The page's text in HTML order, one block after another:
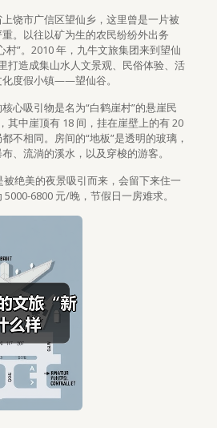
饶市广信区望仙乡，这里曾是一片被
。以往以矿为生的农民纷纷外出务
村”。2010 年，九牛文旅集团来到望仙
打造成集山水人文景观、民俗体验、活
度假小镇——望仙谷。
心吸引物是名为“白鹤崖村”的悬崖民
其中崖顶有 18 间，挂在崖壁上的有 20
不相同。房间的“地板”是透明的玻璃，
、流淌的溪水，以及穿梭的游客。
被绝美的夜景吸引而来，会留下来住一
6800 元/晚，节假日一房难求。